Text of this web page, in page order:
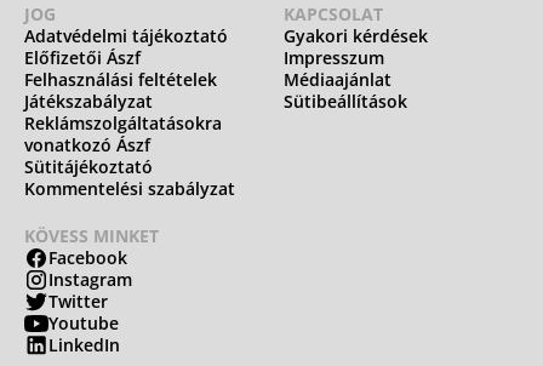
JOG
Adatvédelmi tájékoztató
Előfizetői Ászf
Felhasználási feltételek
Játékszabályzat
Reklámszolgáltatásokra
vonatkozó Ászf
Sütitájékoztató
Kommentelési szabályzat
KAPCSOLAT
Gyakori kérdések
Impresszum
Médiaajánlat
Sütibeállítások
KÖVESS MINKET
Facebook
Instagram
Twitter
Youtube
LinkedIn